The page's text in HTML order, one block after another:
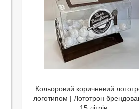
Кольоровий коричневий
логотипом | Лототрон